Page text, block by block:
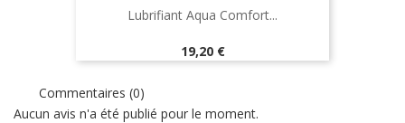
Lubrifiant Aqua Comfort...
Prix
19,20 €
Commentaires (0)
Aucun avis n'a été publié pour le moment.